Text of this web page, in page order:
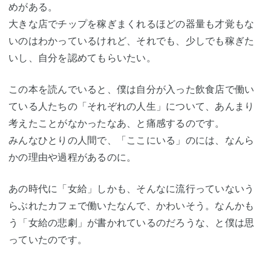
めがある。
大きな店でチップを稼ぎまくれるほどの器量も才覚もな
いのはわかっているけれど、それでも、少しでも稼ぎた
いし、自分を認めてもらいたい。
この本を読んでいると、僕は自分が入った飲食店で働い
ている人たちの「それぞれの人生」について、あんまり
考えたことがなかったなあ、と痛感するのです。
みんなひとりの人間で、「ここにいる」のには、なんら
かの理由や過程があるのに。
あの時代に「女給」しかも、そんなに流行っていないう
らぶれたカフェで働いたなんで、かわいそう。なんかも
う「女給の悲劇」が書かれているのだろうな、と僕は思
っていたのです。